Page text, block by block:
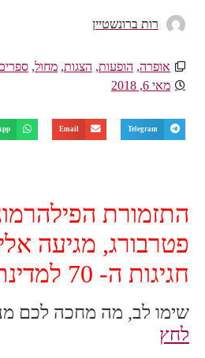
רות ברונשטיין
אופרה, הופעות, הצגות, מחול,
מאי 6, 2018
Telegram
Email
התזמורת
פטרבורג, מגיעה
חגיגות ה- 70 למדינת ישראל
שימו לב, מה מחכה לכם
לחץ